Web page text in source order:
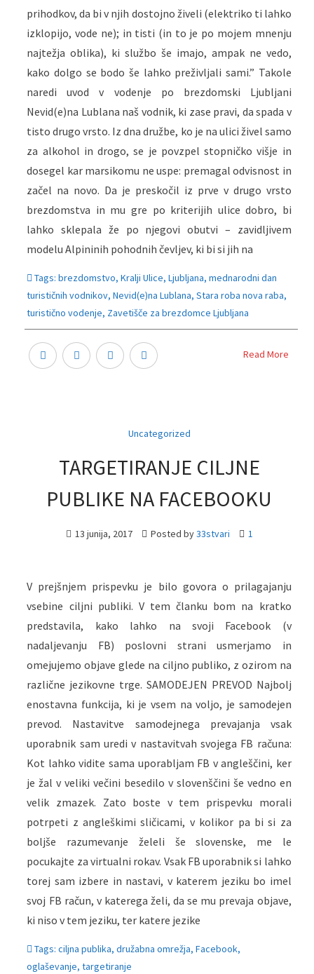
prihodkov, da bi v njih dostojno živeli (elektriko ti lahko
izklopijo, vode ne); in tisti (in to je po mojem mnenju
najtežja oblika), ki službo še imajo, ampak ne vedo,
kako dolgo se bodo še lahko preživljali sami.” Takole
naredi uvod v vodenje po brezdomski Ljubljani
Nevid(e)na Lublana naš vodnik, ki zase pravi, da spada v
tisto drugo vrsto. Iz dna družbe, ko je na ulici živel samo
za alkohol in drogo, se je povzpel stopničko višje in
dosegel kar marsikomu ne uspe: premagal odvisnost in
začel na novo. Da je preskočil iz prve v drugo vrsto
brezdomstva in mu gre po kriterijih ulice dobro, bi
lahko sklepala že po njegovi obutvi – zavidljivem
modelu Alpininih pohodnih čevljev, ki bi si jih na
Tags:brezdomstvo,Kralji Ulice,Ljubljana,mednarodni dan
turističnih vodnikov,Nevid(e)na Lublana,Stara roba nova raba,
turistično vodenje, Zavetišče za brezdomce Ljubljana
Read More
Uncategorized
TARGETIRANJE CILJNE
PUBLIKE NA FACEBOOKU
13 junija, 2017 Posted by33stvari 1
V prejšnjem prispevku je bilo govora o prilagajanju
vsebine ciljni publiki. V tem članku bom na kratko
predstavila, kako lahko na svoji Facebook (v
nadaljevanju FB) poslovni strani usmerjamo in
omejujemo objave glede na ciljno publiko, z ozirom na
različne jezikovne trge. SAMODEJEN PREVOD Najbolj
enostavna funkcija, ki je vsem na voljo, je samodejen
prevod. Nastavitve samodejnega prevajanja vsak
uporabnik sam uredi v nastavitvah svojega FB računa:
Kot lahko vidite sama uporabljam FB v angleščini, ker
je žal v veliki večini besedilo v slovenščini še vedno en
velik zmazek. Zato boste v tem prispevku morali
potrpeti z angleškimi sličicami, v kolikor pa bi si za
boljše razumevanje želeli še slovenske, me le
pocukajte za virtualni rokav. Vsak FB uporabnik si lahko
torej sam izbere in nastavi, v katerem jeziku bo imel
svoj FB račun, v katerega želi, da se mu prevaja objave,
ki niso v tem jeziku, ter katere jezike
Tags:ciljna publika,družabna omrežja,Facebook,
oglaševanje,targetiranje